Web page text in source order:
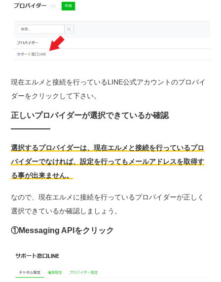
現在エルメと接続を行っているLINE公式アカウントのプロバイ
ダーをクリックして下さい。
正しいプロバイダーが選択できているか確認
選択するプロバイダーは、現在エルメと接続を行っているプロ
バイダーでなければ、設定を行ってもメールアドレスを取得す
る事が出来ません。
なので、現在エルメに接続を行っているプロバイダーが正しく
選択できているか確認しましょう。
①Messaging APIをクリック